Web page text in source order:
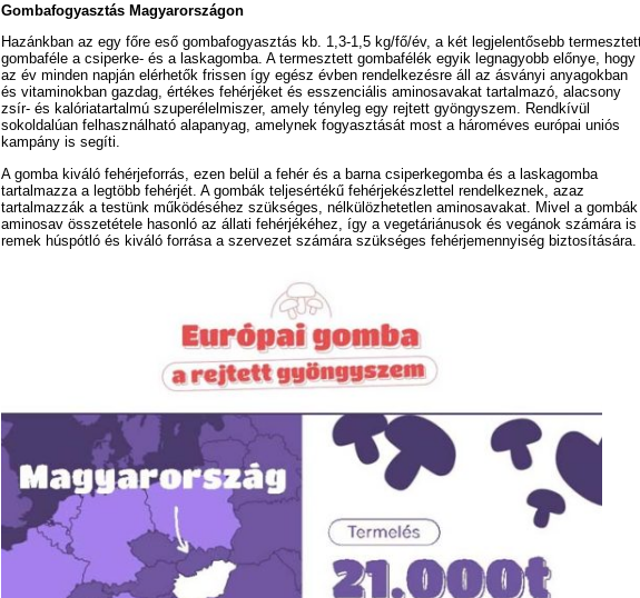
Gombafogyasztás Magyarországon
Hazánkban az egy főre eső gombafogyasztás kb. 1,3-1,5 kg/fő/év, a két legjelentősebb
gombaféle a csiperke- és a laskagomba. A termesztett gombafélék egyik legnagyobb előnye, hogy
az év minden napján elérhetők frissen így egész évben rendelkezésre áll az ásványi anyagokban
és vitaminokban gazdag, értékes fehérjéket és esszenciális aminosavakat tartalmazó, alacsony
zsír- és kalóriatartalmú szuperélelmiszer, amely tényleg egy rejtett gyöngyszem. Rendkívül
sokoldalúan felhasználható alapanyag, amelynek fogyasztását most a hároméves európai uniós
kampány is segíti.
A gomba kiváló fehérjeforrás, ezen belül a fehér és a barna csiperkegomba és a laskagomba
tartalmazza a legtöbb fehérjét. A gombák teljesértékű fehérjekészlettel rendelkeznek, azaz
tartalmazzák a testünk működéséhez szükséges, nélkülözhetetlen aminosavakat. Mivel a gombák
aminosav összetétele hasonló az állati fehérjékéhez, így a vegetáriánusok és vegánok számára is
remek húspótló és kiváló forrása a szervezet számára szükséges fehérjemennyiség biztosítására.